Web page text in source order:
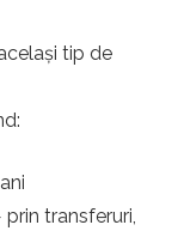
tip de
transferuri,